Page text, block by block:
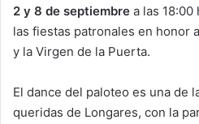
2 y 8 de septiembre a las
las fiestas patronales en honor
y la Virgen de la Puerta.
El dance del paloteo es una de
queridas de Longares, con la